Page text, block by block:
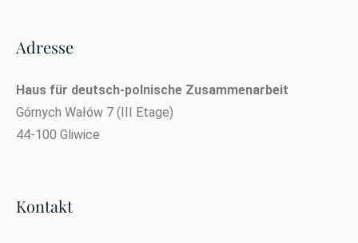
Adresse
Haus für deutsch-polnische Zusammenarbeit
Górnych Wałów 7 (III Etage)
44-100 Gliwice
Kontakt